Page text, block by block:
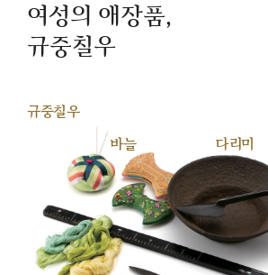
여성의 애장품,
규중칠우
규중칠우
바늘
다리미